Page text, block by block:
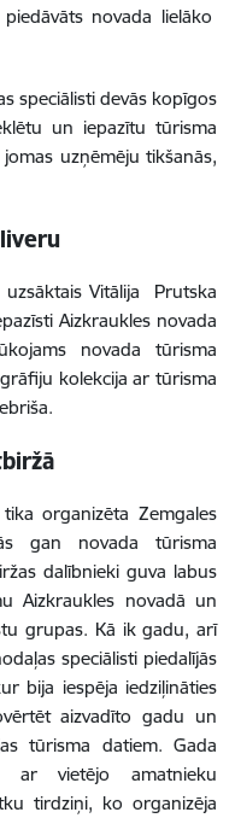
novada lielāko
speciālisti devās kopīgos
un iepazītu tūrisma
uzņēmēju tikšanās,
Vitālija Prutska
Aizkraukles novada
novada tūrisma
kolekcija ar tūrisma
organizēta Zemgales
gan novada tūrisma
dalībnieki guva labus
Aizkraukles novadā un
grupas. Kā ik gadu, arī
speciālisti piedalījās
bija iespēja iedziļināties
aizvadīto gadu un
tūrisma datiem. Gada
ar vietējo amatnieku
tirdziņi, ko organizēja